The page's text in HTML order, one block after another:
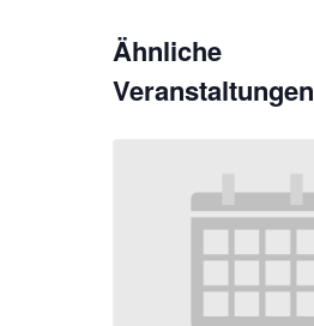
Ähnliche
Veranstaltungen